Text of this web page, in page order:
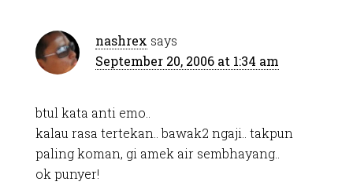
nashrex says
September 20, 2006 at 1:34 am
btul kata anti emo..
kalau rasa tertekan.. bawak2 ngaji.. takpun
paling koman, gi amek air sembhayang..
ok punyer!